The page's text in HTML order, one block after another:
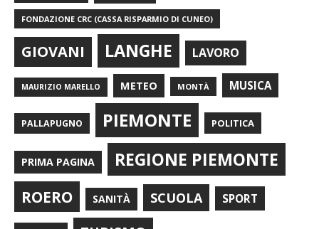
FONDAZIONE CRC (CASSA RISPARMIO DI CUNEO)
GIOVANI LANGHE LAVORO
MAURIZIO MARELLO METEO MONTÀ MUSICA
PALLAPUGNO PIEMONTE POLITICA
PRIMA PAGINA REGIONE PIEMONTE
ROERO SANITÀ SCUOLA SPORT